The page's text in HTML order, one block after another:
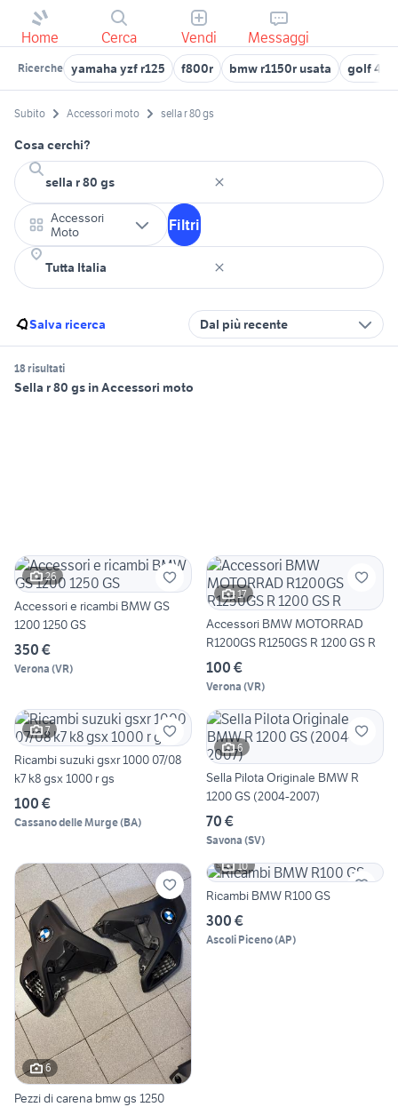
Home Cerca Vendi Messaggi
Ricerche yamaha yzf r125 f800r bmw r1150r usata golf 4
Subito Accessori moto sella r 80 gs
Cosa cerchi?
Accessori
Moto
Filtri
Salva ricerca Dal più recente
18 risultati
Sella r 80 gs in Accessori moto
26
Accessori e ricambi BMW GS
1200 1250 GS
350 €
Verona (VR)
17
Accessori BMW MOTORRAD
R1200GS R1250GS R 1200 GS R
100 €
Verona (VR)
7
Ricambi suzuki gsxr 1000 07/08
k7 k8 gsx 1000 r gs
100 €
Cassano delle Murge(BA)
6
Sella Pilota Originale BMW R
1200 GS (2004-2007)
70 €
Savona (SV)
6
Pezzi di carena bmw gs 1250
10
Ricambi BMW R100 GS
300 €
Ascoli Piceno(AP)